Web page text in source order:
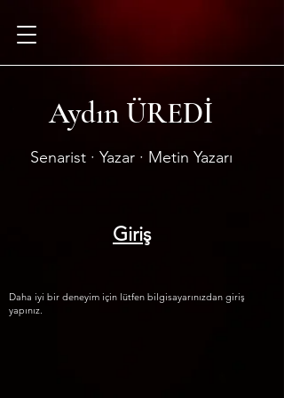
Aydın ÜREDİ
Senarist · Yazar · Metin Yazarı
Giriş
Daha iyi bir deneyim için lütfen bilgisayarınızdan giriş
yapınız.